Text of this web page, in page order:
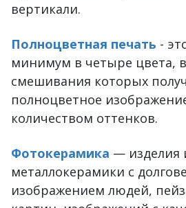
вертикали.
Полноцветная печать -
минимум в четыре цвета, в
смешивания которых
полноцветное
количеством оттенков.
Фотокерамика — изделия
металлокерамики с
изображением людей,